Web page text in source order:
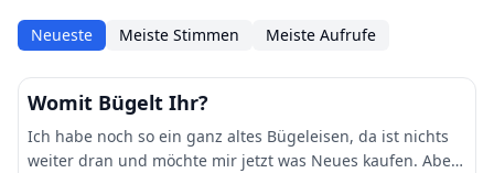
Neueste Meiste Stimmen Meiste Aufrufe
Womit Bügelt Ihr?
Ich habe noch so ein ganz altes Bügeleisen, da ist nichts
weiter dran und möchte mir jetzt was Neues kaufen. Aber